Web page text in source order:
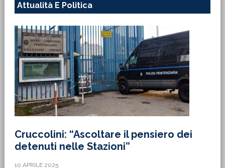
Attualità E Politica
Cruccolini: “Ascoltare il pensiero dei
detenuti nelle Stazioni”
10 APRILE 2025